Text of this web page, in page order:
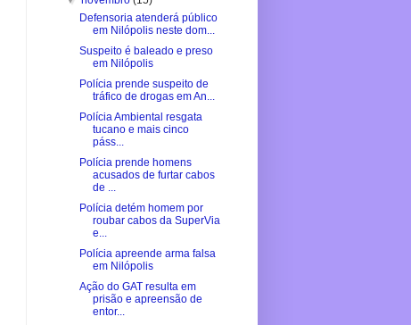
Defensoria atenderá público
em Nilópolis neste dom...
Suspeito é baleado e preso
em Nilópolis
Polícia prende suspeito de
tráfico de drogas em An...
Polícia Ambiental resgata
tucano e mais cinco
páss...
Polícia prende homens
acusados de furtar cabos
de ...
Polícia detém homem por
roubar cabos da SuperVia
e...
Polícia apreende arma falsa
em Nilópolis
Ação do GAT resulta em
prisão e apreensão de
entor...